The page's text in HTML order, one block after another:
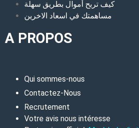
كيف تربح أموال بطريق سهلة
مساهمتك في اسعاد الاخرين
A PROPOS
Qui sommes-nous
Contactez-Nous
Recrutement
Votre avis nous intéresse